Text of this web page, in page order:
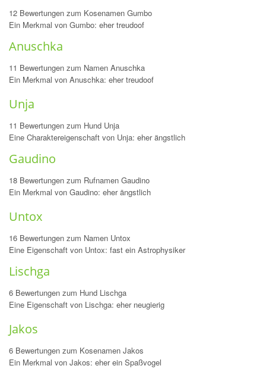
12 Bewertungen zum Kosenamen Gumbo
Ein Merkmal von Gumbo: eher treudoof
Anuschka
11 Bewertungen zum Namen Anuschka
Ein Merkmal von Anuschka: eher treudoof
Unja
11 Bewertungen zum Hund Unja
Eine Charaktereigenschaft von Unja: eher ängstlich
Gaudino
18 Bewertungen zum Rufnamen Gaudino
Ein Merkmal von Gaudino: eher ängstlich
Untox
16 Bewertungen zum Namen Untox
Eine Eigenschaft von Untox: fast ein Astrophysiker
Lischga
6 Bewertungen zum Hund Lischga
Eine Eigenschaft von Lischga: eher neugierig
Jakos
6 Bewertungen zum Kosenamen Jakos
Ein Merkmal von Jakos: eher ein Spaßvogel